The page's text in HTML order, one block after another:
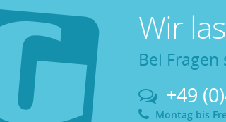
Wir
Bei
+49
Montag bis